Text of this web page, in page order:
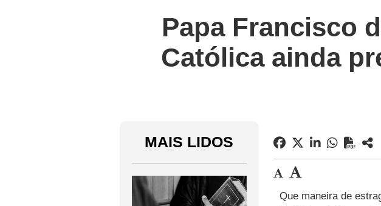
Papa Francisco
Católica ainda
MAIS LIDOS
Que maneira de